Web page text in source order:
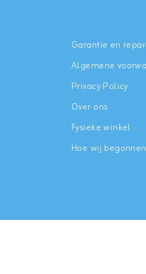
Garantie en
Algemene
Privacy Policy
Over ons
Fysieke winkel
Hoe wij begonnen